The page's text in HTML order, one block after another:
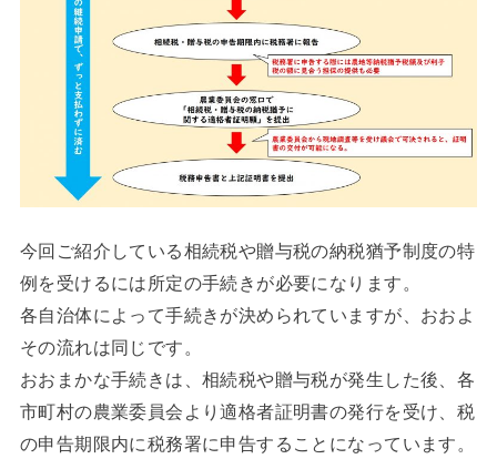
今回ご紹介している相続税や贈与税の納税猶予制度の特
例を受けるには所定の手続きが必要になります。
各自治体によって手続きが決められていますが、おおよ
その流れは同じです。
おおまかな手続きは、相続税や贈与税が発生した後、各
市町村の農業委員会より適格者証明書の発行を受け、税
の申告期限内に税務署に申告することになっています。